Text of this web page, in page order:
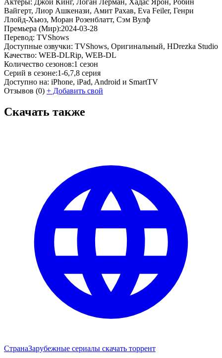
Вайгерт, Лиор Ашкенази, Амит Рахав, Eva Feiler, Генри
Ллойд-Хьюз, Моран Розенблатт, Сэм Вулф
Премьера (Мир):2024-03-28
Перевод: TVShows
Доступные озвучки: TVShows, Оригинальный, HDrezka Studio
Качество: WEB-DLRip, WEB-DL
Количество сезонов:1 сезон
Серий в сезоне:1-6,7,8 серия
Доступно на: iPhone, iPad, Android и SmartTV
Отзывов (0) + Добавить свой
Скачать также
СтранаЗарубежные сериалы скачать торрент